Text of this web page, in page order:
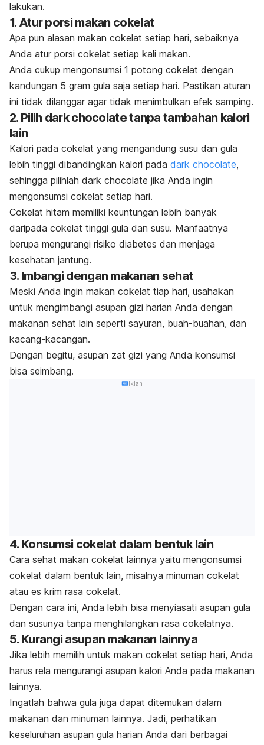
lakukan.
1. Atur porsi makan cokelat
Apa pun alasan makan cokelat setiap hari, sebaiknya
Anda atur porsi cokelat setiap kali makan.
Anda cukup mengonsumsi 1 potong cokelat dengan
kandungan 5 gram gula saja setiap hari. Pastikan aturan
ini tidak dilanggar agar tidak menimbulkan efek samping.
2. Pilih dark chocolatetanpa tambahan kalori
lain
Kalori pada cokelat yang mengandung susu dan gula
lebih tinggi dibandingkan kalori pada dark chocolate,
sehingga pilihlah dark chocolate jika Anda ingin
mengonsumsi cokelat setiap hari.
Cokelat hitam memiliki keuntungan lebih banyak
daripada cokelat tinggi gula dan susu. Manfaatnya
berupa mengurangi risiko diabetes dan menjaga
kesehatan jantung.
3. Imbangi dengan makanan sehat
Meski Anda ingin makan cokelat tiap hari, usahakan
untuk mengimbangi asupan gizi harian Anda dengan
makanan sehat lain seperti sayuran, buah-buahan, dan
kacang-kacangan.
Dengan begitu, asupan zat gizi yang Anda konsumsi
bisa seimbang.
Iklan
4. Konsumsi cokelat dalam bentuk lain
Cara sehat makan cokelat lainnya yaitu mengonsumsi
cokelat dalam bentuk lain, misalnya minuman cokelat
atau es krim rasa cokelat.
Dengan cara ini, Anda lebih bisa menyiasati asupan gula
dan susunya tanpa menghilangkan rasa cokelatnya.
5. Kurangi asupan makanan lainnya
Jika lebih memilih untuk makan cokelat setiap hari, Anda
harus rela mengurangi asupan kalori Anda pada makanan
lainnya.
Ingatlah bahwa gula juga dapat ditemukan dalam
makanan dan minuman lainnya. Jadi, perhatikan
keseluruhan asupan gula harian Anda dari berbagai